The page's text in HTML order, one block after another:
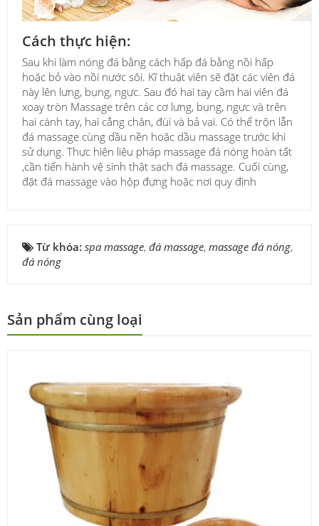
Cách thực hiện:
Sau khi làm nóng đá bằng cách hấp đá bằng nồi hấp
hoặc bỏ vào nồi nước sôi. Kĩ thuật viên sẽ đặt các viên đá
này lên lưng, bụng, ngực. Sau đó hai tay cầm hai viên đá
xoay tròn Massage trên các cơ lưng, bụng, ngực và trên
hai cánh tay, hai cẳng chân, đùi và bả vai. Có thể trộn lẫn
đá massage cùng dầu nền hoặc dầu massage trước khi
sử dụng. Thực hiện liệu pháp massage đá nóng hoàn tất
,cần tiến hành vệ sinh thật sạch đá massage. Cuối cùng,
đặt đá massage vào hộp đựng hoặc nơi quy định
Từ khóa: spa massage, đá massage, massage đá nóng,
đá nóng
Sản phẩm cùng loại